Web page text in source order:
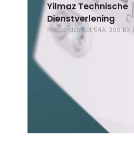
Yilmaz Technische
Dienstverlening
Rijsoordstraat 54A,